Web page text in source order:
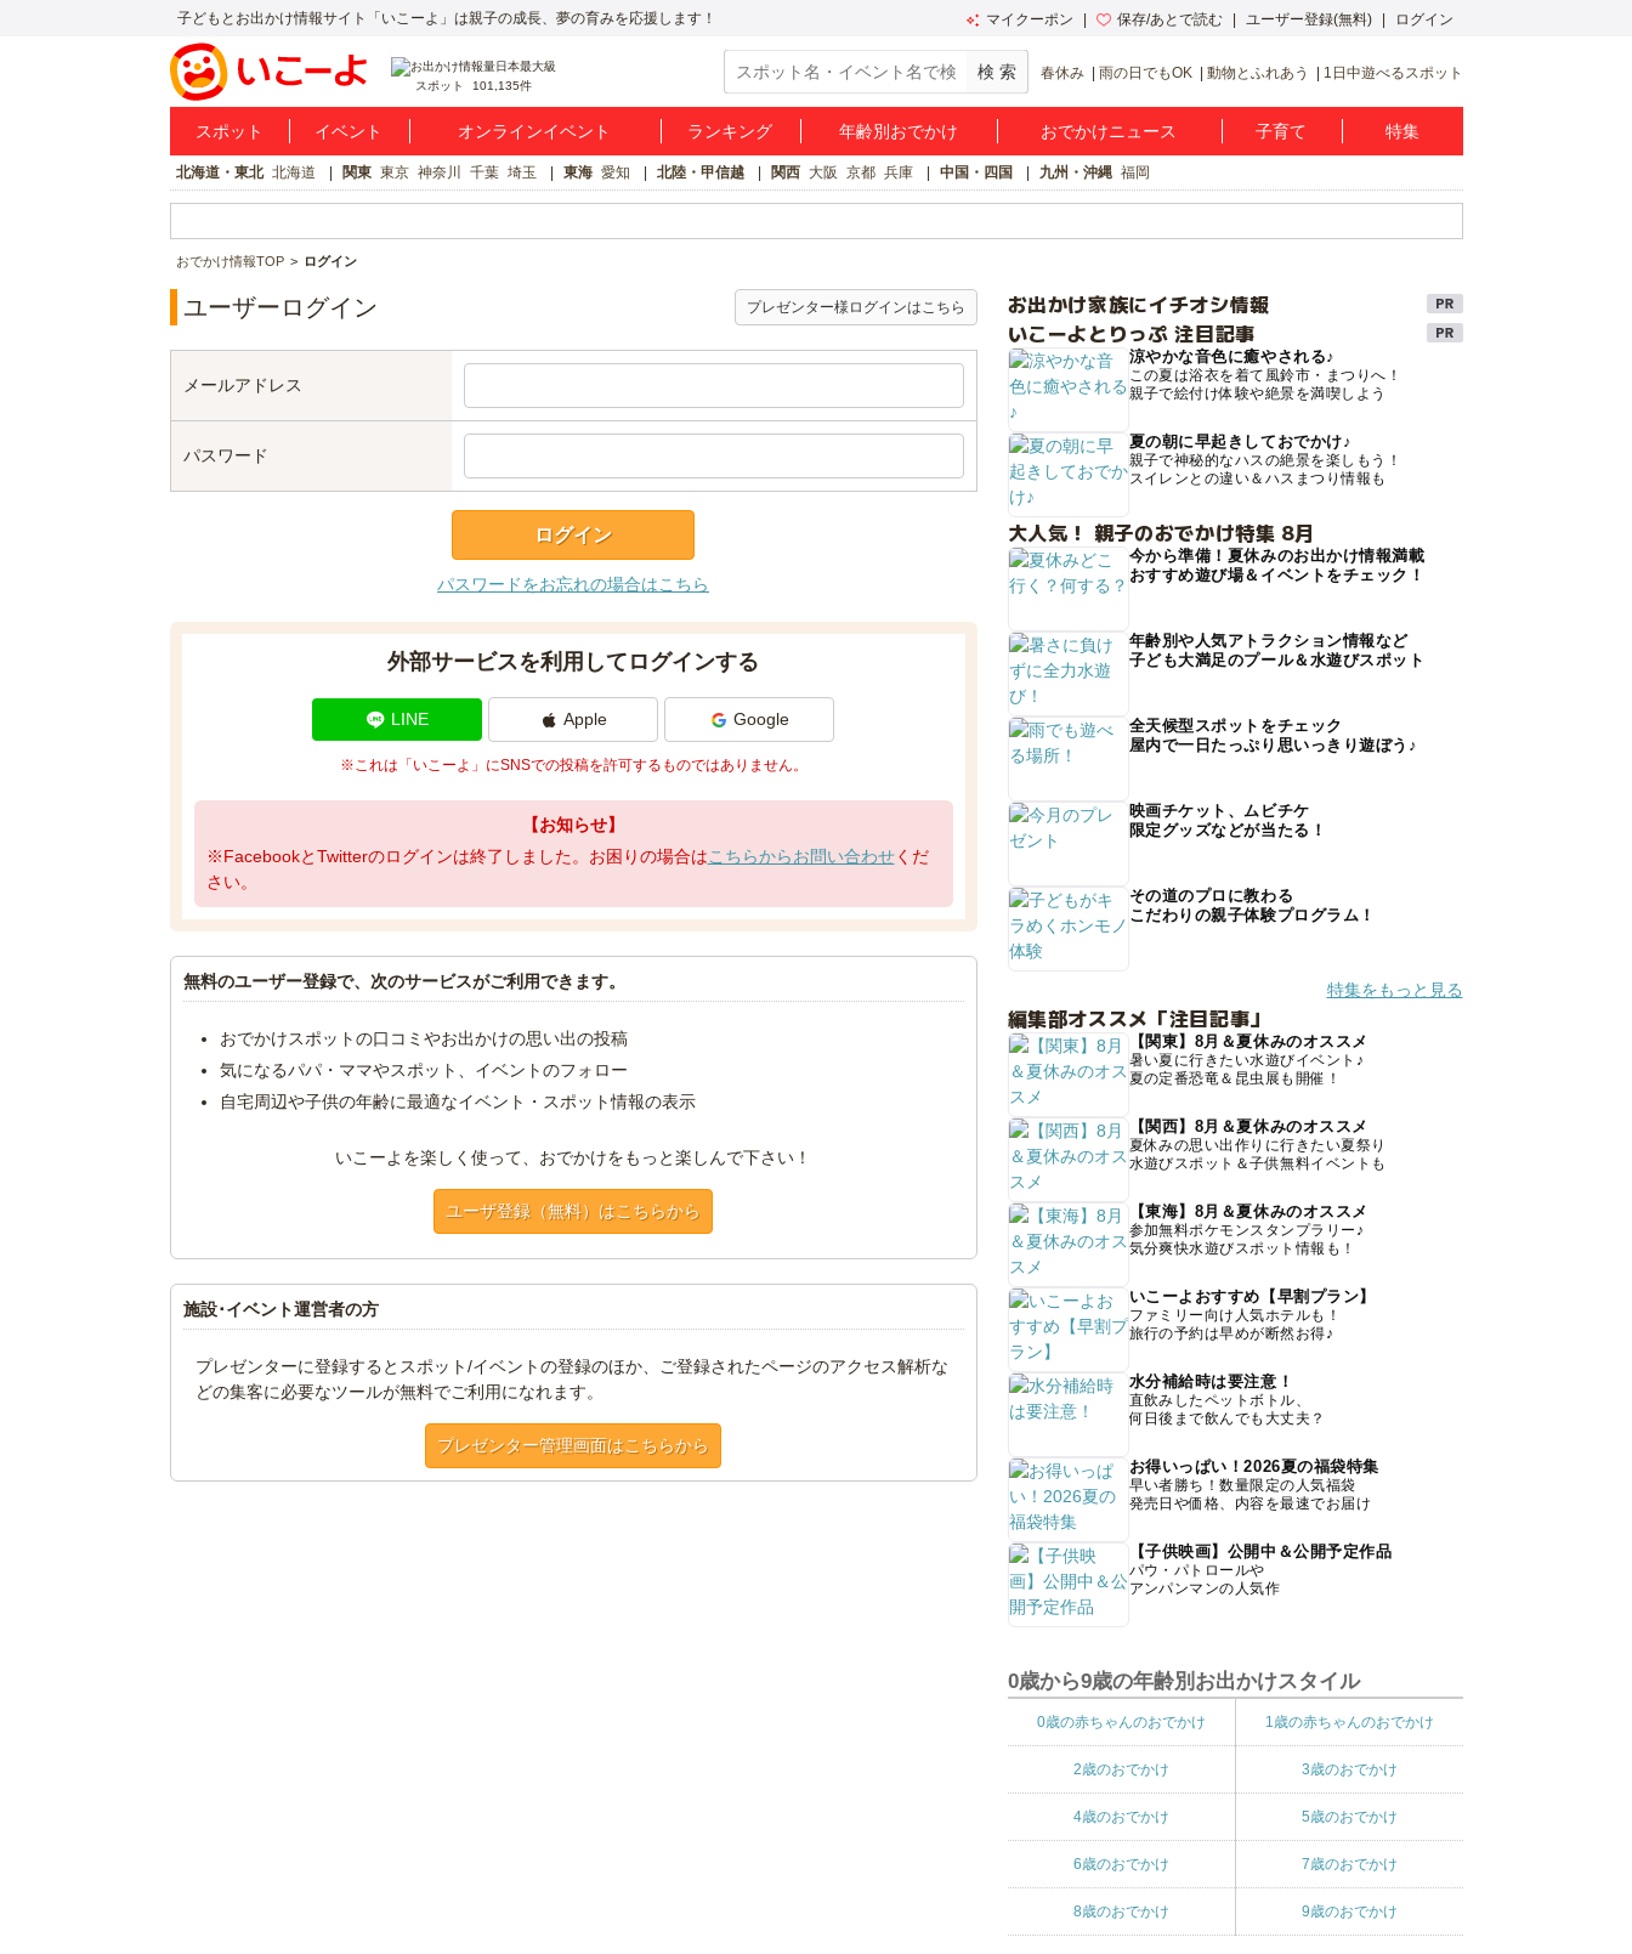
子どもとお出かけ情報サイト「いこーよ」は親子の成長、夢の育みを応援します！ マイクーポン 保存/あとで読む ユーザー登録(無料) ログイン
スポット 101,135件
春休み 雨の日でもOK 動物とふれあう 1日中遊べるスポット
スポット イベント オンラインイベント ランキング 年齢別おでかけ おでかけニュース 子育て 特集
北海道・東北 北海道 関東 東京 神奈川 千葉 埼玉 東海 愛知 北陸・甲信越 関西 大阪 京都 兵庫 中国・四国 九州・沖縄 福岡
おでかけ情報TOP ログイン
ユーザーログイン プレゼンター様ログインはこちら
メールアドレス
パスワード
パスワードをお忘れの場合はこちら
外部サービスを利用してログインする
LINE Apple Google
※これは「いこーよ」にSNSでの投稿を許可するものではありません。
【お知らせ】
※FacebookとTwitterのログインは終了しました。お困りの場合はこちらからお問い合わせくだ
さい。
無料のユーザー登録で、次のサービスがご利用できます。
おでかけスポットの口コミやお出かけの思い出の投稿
気になるパパ・ママやスポット、イベントのフォロー
自宅周辺や子供の年齢に最適なイベント・スポット情報の表示
いこーよを楽しく使って、おでかけをもっと楽しんで下さい！
ユーザ登録（無料）はこちらから
施設･イベント運営者の方
プレゼンターに登録するとスポット/イベントの登録のほか、ご登録されたページのアクセス解析な
どの集客に必要なツールが無料でご利用になれます。
プレゼンター管理画面はこちらから
お出かけ家族にイチオシ情報
いこーよとりっぷ 注目記事
涼やかな音色に癒やされる♪
この夏は浴衣を着て風鈴市・まつりへ！
親子で絵付け体験や絶景を満喫しよう
夏の朝に早起きしておでかけ♪
親子で神秘的なハスの絶景を楽しもう！
スイレンとの違い＆ハスまつり情報も
大人気！ 親子のおでかけ特集 8月
今から準備！夏休みのお出かけ情報満載
おすすめ遊び場＆イベントをチェック！
年齢別や人気アトラクション情報など
子ども大満足のプール＆水遊びスポット
全天候型スポットをチェック
屋内で一日たっぷり思いっきり遊ぼう♪
映画チケット、ムビチケ
限定グッズなどが当たる！
その道のプロに教わる
こだわりの親子体験プログラム！
特集をもっと見る
編集部オススメ「注目記事」
【関東】8月＆夏休みのオススメ
暑い夏に行きたい水遊びイベント♪
夏の定番恐竜＆昆虫展も開催！
【関西】8月＆夏休みのオススメ
夏休みの思い出作りに行きたい夏祭り
水遊びスポット＆子供無料イベントも
【東海】8月＆夏休みのオススメ
参加無料ポケモンスタンプラリー♪
気分爽快水遊びスポット情報も！
いこーよおすすめ【早割プラン】
ファミリー向け人気ホテルも！
旅行の予約は早めが断然お得♪
水分補給時は要注意！
直飲みしたペットボトル、
何日後まで飲んでも大丈夫？
お得いっぱい！2026夏の福袋特集
早い者勝ち！数量限定の人気福袋
発売日や価格、内容を最速でお届け
【子供映画】公開中＆公開予定作品
パウ・パトロールや
アンパンマンの人気作
0歳から9歳の年齢別お出かけスタイル
0歳の赤ちゃんのおでかけ 1歳の赤ちゃんのおでかけ
2歳のおでかけ 3歳のおでかけ
4歳のおでかけ 5歳のおでかけ
6歳のおでかけ 7歳のおでかけ
8歳のおでかけ 9歳のおでかけ